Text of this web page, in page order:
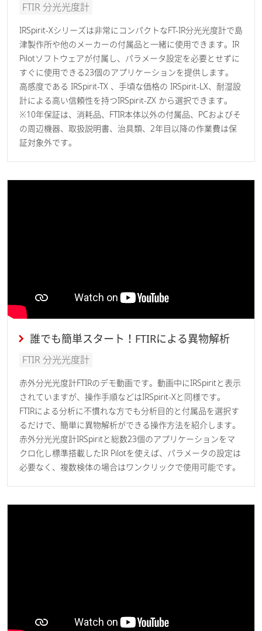
FTIR 分光光度計
IRSpirit-Xシリーズは非常にコンパクトなFT-IR分光光度計で島
津製作所や他のメーカーの付属品と一緒に使用できます。IR
Pilotソフトウェアが付属し、パラメータ設定を必要とせずに
すぐに使用できる23個のアプリケーションを提供します。
高感度である IRSpirit-TX 、手頃な価格の IRSpirit-LX、耐湿設
計による高い信頼性を持つIRSpirit-ZX から選択できます。
※10年保証は、消耗品、FTIR本体以外の付属品、PCおよびそ
の周辺機器、取扱説明書、治具類、2年目以降の作業費は保
証対象外です。
誰でも簡単スタート！FTIRによる異物解析
FTIR 分光光度計
赤外分光光度計FTIRのデモ動画です。動画中にIRSpiritと表示
されていますが、操作手順などはIRSpirit-Xと同様です。
FTIRによる分析に不慣れな方でも分析目的と付属品を選択す
るだけで、簡単に異物解析ができる操作方法を紹介します。
赤外分光光度計IRSpiritと総数23個のアプリケーションをマ
クロ化し標準搭載したIR Pilotを使えば、パラメータの設定は
必要なく、複数検体の場合はワンクリックで使用可能です。